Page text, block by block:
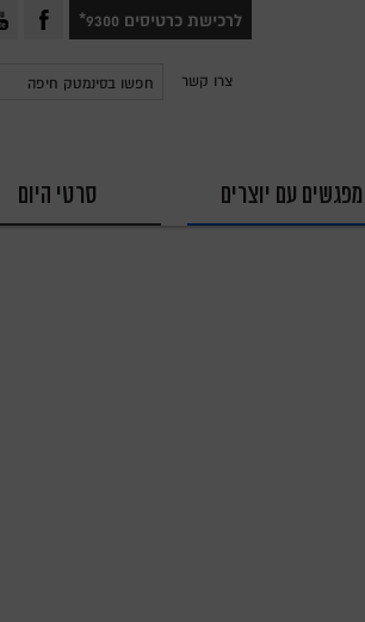
לרכישת כרטיסים 9300*
עקבו
צרו קשר חפש
מפגשים עם יוצרים סרטי היום